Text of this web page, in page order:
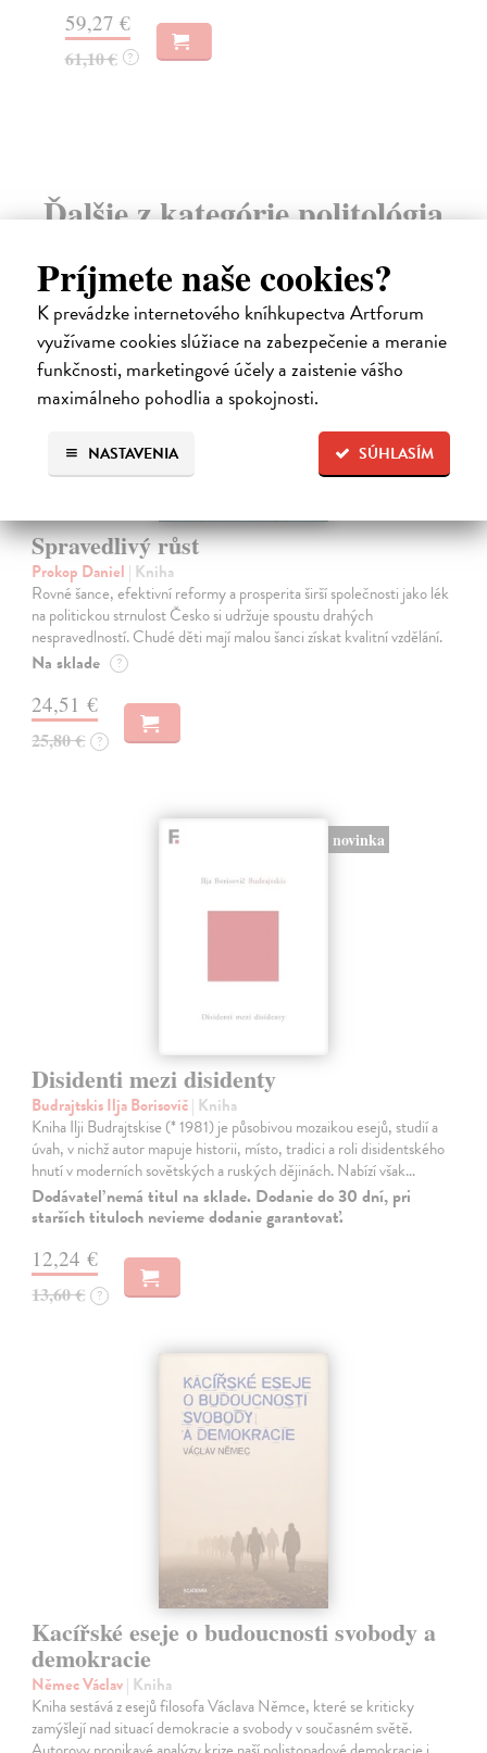
Príjmete naše cookies?
K prevádzke internetového kníhkupectva Artforum
využívame cookies slúžiace na zabezpečenie a meranie
funkčnosti, marketingové účely a zaistenie vášho
maximálneho pohodlia a spokojnosti.
SÚHLASÍM
NASTAVENIA
59,27 €
61,10 € ?
Ďalšie z kategórie politológia
na sklade
Spravedlivý růst
Prokop Daniel | Kniha
Rovné šance, efektivní reformy a prosperita širší společnosti jako lék
na politickou strnulost Česko si udržuje spoustu drahých
nespravedlností. Chudé děti mají malou šanci získat kvalitní vzdělání.
Na sklade ?
24,51 €
25,80 € ?
novinka
Disidenti mezi disidenty
Budrajtskis Ilja Borisovič| Kniha
Kniha Ilji Budrajtskise (* 1981) je působivou mozaikou esejů, studií a
úvah, v nichž autor mapuje historii, místo, tradici a roli disidentského
hnutí v moderních sovětských a ruských dějinách. Nabízí však…
Dodávateľ nemá titul na sklade. Dodanie do 30 dní, pri
starších tituloch nevieme dodanie garantovať.
12,24 €
13,60 € ?
Kacířské eseje o budoucnosti svobody a
demokracie
Němec Václav| Kniha
Kniha sestává z esejů filosofa Václava Němce, které se kriticky
zamýšlejí nad situací demokracie a svobody v současném světě.